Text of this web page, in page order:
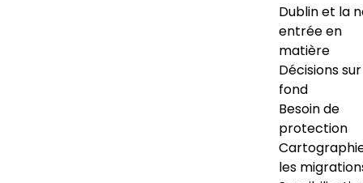
Dublin et la
entrée en
matière
Décisions
fond
Besoin de
protection
les